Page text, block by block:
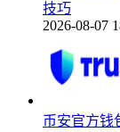
技巧
2026-08-07
币安官方钱